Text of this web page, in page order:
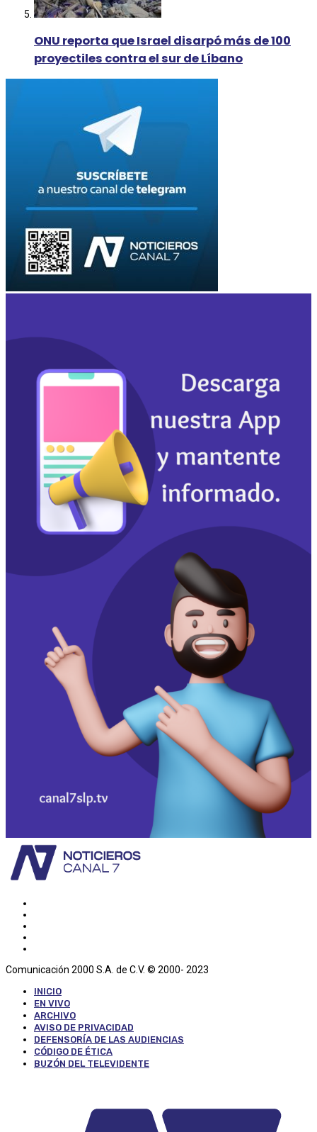
ONU reporta que Israel disarpó más de 100
proyectiles contra el sur de Líbano
Comunicación 2000 S.A. de C.V. © 2000- 2023
INICIO
EN VIVO
ARCHIVO
AVISO DE PRIVACIDAD
DEFENSORÍA DE LAS AUDIENCIAS
CÓDIGO DE ÉTICA
BUZÓN DEL TELEVIDENTE